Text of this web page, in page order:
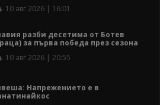
10 авг 2026 | 16:01
разби десетима от Ботев
за първа победа през сезона
10 авг 2026 | 20:55
Напрежението е в